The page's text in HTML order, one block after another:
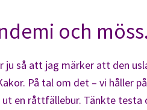
och möss.
ju så att jag märker att den
På tal om det – vi håller
en råttfällebur. Tänkte testa